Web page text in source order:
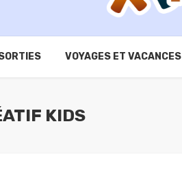
VOYAGES ET VACANCES
KIDS